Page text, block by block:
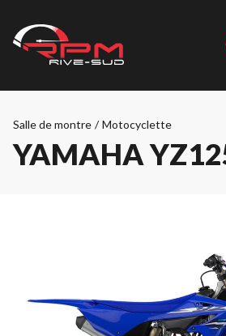
Salle de montre / Motocyclette
YAMAHA